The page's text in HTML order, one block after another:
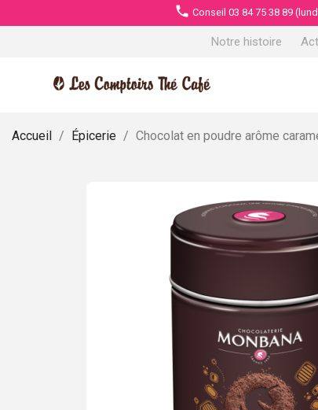
phone Conseil 03 84 75 38 89
Notre histoire
Accueil Épicerie Chocolat en poudre arôme